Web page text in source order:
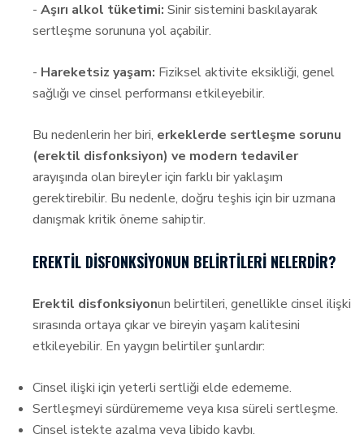
- Aşırı alkol tüketimi: Sinir sistemini baskılayarak
sertleşme sorununa yol açabilir.
- Hareketsiz yaşam: Fiziksel aktivite eksikliği, genel
sağlığı ve cinsel performansı etkileyebilir.
Bu nedenlerin her biri, erkeklerde sertleşme sorunu
(erektil disfonksiyon) ve modern tedaviler
arayışında olan bireyler için farklı bir yaklaşım
gerektirebilir. Bu nedenle, doğru teşhis için bir uzmana
danışmak kritik öneme sahiptir.
EREKTIL DISFONKSIYONUN BELIRTILERI NELERDIR?
Erektil disfonksiyonun belirtileri, genellikle cinsel ilişki
sırasında ortaya çıkar ve bireyin yaşam kalitesini
etkileyebilir. En yaygın belirtiler şunlardır:
Cinsel ilişki için yeterli sertliği elde edememe.
Sertleşmeyi sürdürememe veya kısa süreli sertleşme.
Cinsel istekte azalma veya libido kaybı.